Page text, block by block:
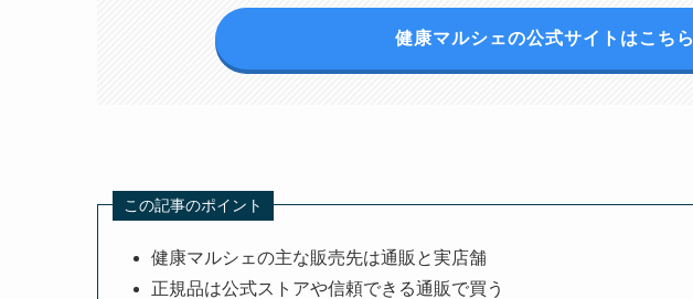
健康マルシェの公式サイトはこちら
この記事のポイント
健康マルシェの主な販売先は通販と実店舗
正規品は公式ストアや信頼できる通販で買う